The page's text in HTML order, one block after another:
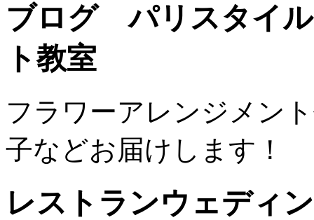
ブログ パリスタイ
ト教室
フラワーアレンジメン
子などお届けします！
レストランウェディ